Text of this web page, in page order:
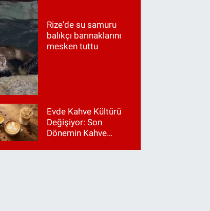
Rize'de su samuru
balıkçı barınaklarını
mesken tuttu
Evde Kahve Kültürü
Değişiyor: Son
Dönemin Kahve